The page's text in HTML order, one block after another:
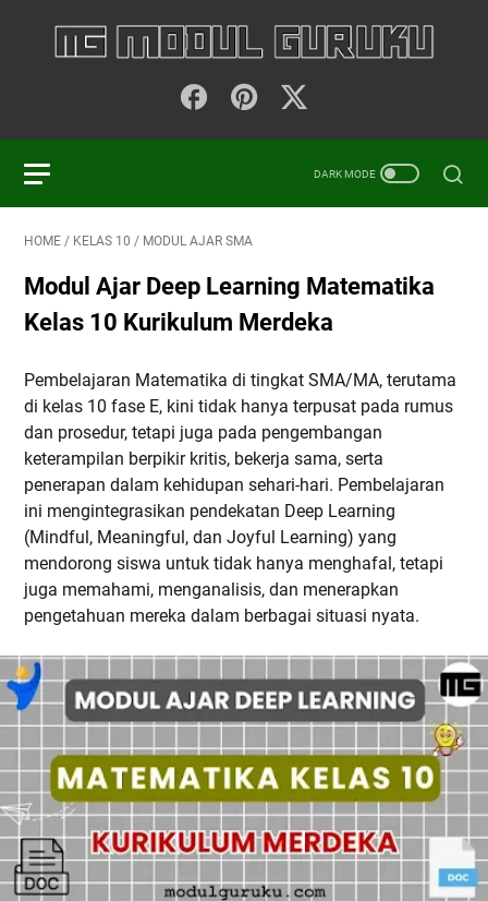
HOME / KELAS 10 / MODUL AJAR SMA
Modul Ajar Deep Learning Matematika
Kelas 10 Kurikulum Merdeka
Pembelajaran Matematika di tingkat SMA/MA, terutama
di kelas 10 fase E, kini tidak hanya terpusat pada rumus
dan prosedur, tetapi juga pada pengembangan
keterampilan berpikir kritis, bekerja sama, serta
penerapan dalam kehidupan sehari-hari. Pembelajaran
ini mengintegrasikan pendekatan Deep Learning
(Mindful, Meaningful, dan Joyful Learning) yang
mendorong siswa untuk tidak hanya menghafal, tetapi
juga memahami, menganalisis, dan menerapkan
pengetahuan mereka dalam berbagai situasi nyata.